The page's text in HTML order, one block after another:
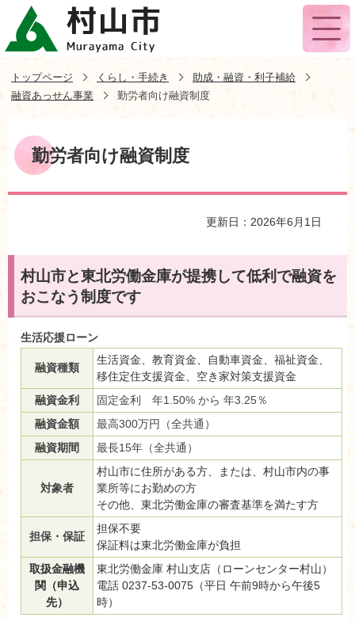
トップページ くらし・手続き
助成・融資・利子補給
融資あっせん事業
勤労者向け融資制度
勤労者向け融資制度
更新日：2026年6月1日
村山市と東北労働金庫が提携して低利で融資を
おこなう制度です
生活応援ローン
融資種類
生活資金、教育資金、自動車資金、福祉資金、
移住定住支援資金、空き家対策支援資金
融資金利
固定金利 年1.50% から 年3.25％
融資金額
最高300万円（全共通）
融資期間
最長15年（全共通）
対象者
村山市に住所がある方、または、村山市内の事
業所等にお勤めの方
その他、東北労働金庫の審査基準を満たす方
担保・保証
担保不要
保証料は東北労働金庫が負担
取扱金融機
関（申込
先）
東北労働金庫 村山支店（ローンセンター村山）
電話 0237-53-0075（平日 午前9時から午後5
時）